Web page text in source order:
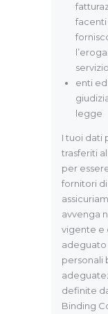
facenti
servizio
enti
legge
I tuoi dati
trasferiti
per
fornitori di
avvenga
vigente e
personali
definite
Binding